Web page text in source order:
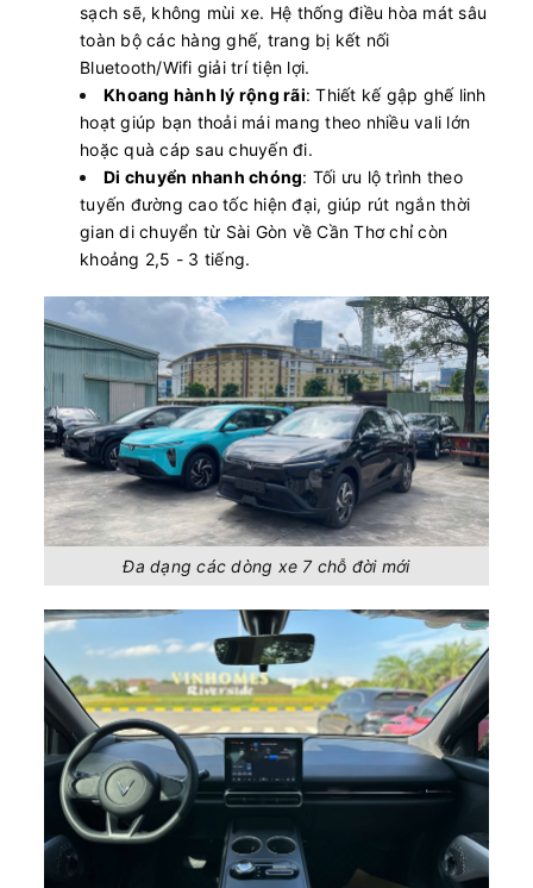
sạch sẽ, không mùi xe. Hệ thống điều hòa mát sâu
toàn bộ các hàng ghế, trang bị kết nối
Bluetooth/Wifi giải trí tiện lợi.
Khoang hành lý rộng rãi: Thiết kế gập ghế linh
hoạt giúp bạn thoải mái mang theo nhiều vali lớn
hoặc quà cáp sau chuyến đi.
Di chuyển nhanh chóng: Tối ưu lộ trình theo
tuyến đường cao tốc hiện đại, giúp rút ngắn thời
gian di chuyển từ Sài Gòn về Cần Thơ chỉ còn
khoảng 2,5 - 3 tiếng.
Đa dạng các dòng xe 7 chỗ đời mới